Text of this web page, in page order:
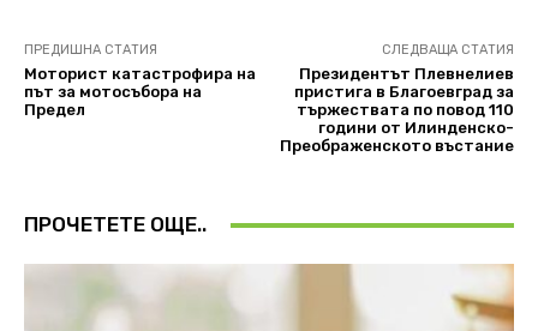
ПРЕДИШНА СТАТИЯ
Моторист катастрофира на
път за мотосъбора на
Предел
СЛЕДВАЩА СТАТИЯ
Президентът Плевнелиев
пристига в Благоевград за
тържествата по повод 110
години от Илинденско-
Преображенското въстание
ПРОЧЕТЕТЕ ОЩЕ..